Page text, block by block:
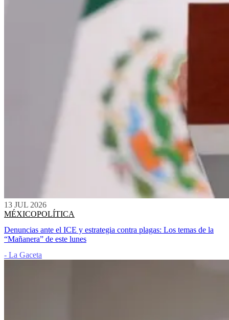
13 JUL 2026
MÉXICOPOLÍTICA
Denuncias ante el ICE y estrategia contra plagas: Los temas de la
“Mañanera” de este lunes
- La Gaceta